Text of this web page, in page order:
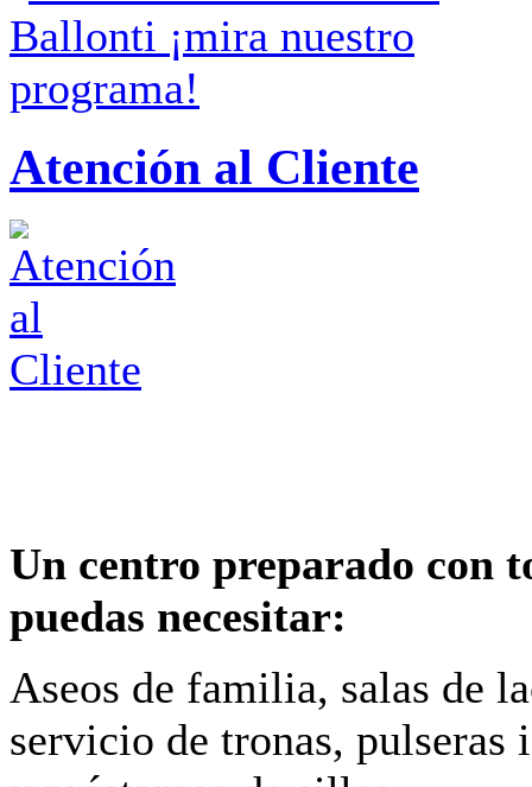
Atención al Cliente
Un centro preparado con
puedas necesitar:
Aseos de familia, salas de
servicio de tronas,